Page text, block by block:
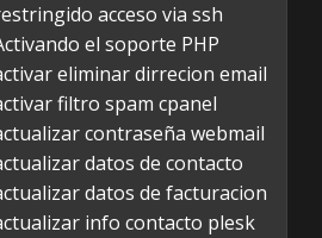
acceso via ssh
el soporte PHP
eliminar dirrecion email
filtro spam cpanel
contraseña webmail
datos de contacto
datos de facturacion
info contacto plesk